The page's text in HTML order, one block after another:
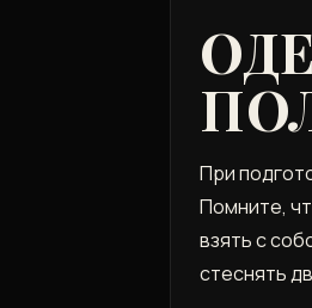
При
Помните,
взять с
стеснять